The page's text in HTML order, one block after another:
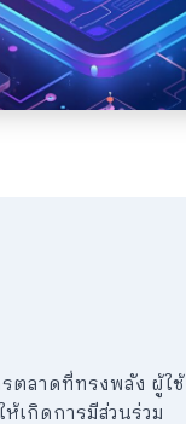
รตลาดที่ทรงพลัง ผู้ใช้
เกิดการมีส่วนร่วม